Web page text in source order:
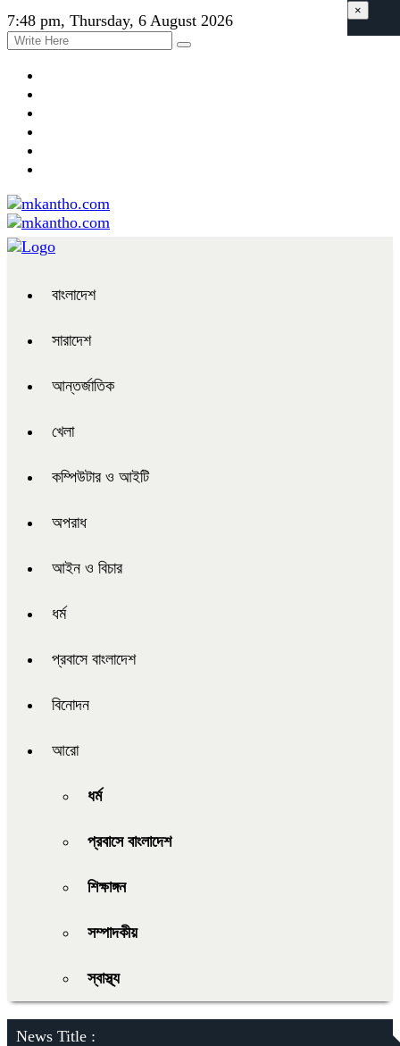
7:48 pm, Thursday, 6 August 2026
বাংলাদেশ
সারাদেশ
আন্তর্জাতিক
খেলা
কম্পিউটার ও আইটি
অপরাধ
আইন ও বিচার
ধর্ম
প্রবাসে বাংলাদেশ
বিনোদন
আরো
ধর্ম
প্রবাসে বাংলাদেশ
শিক্ষাঙ্গন
সম্পাদকীয়
স্বাস্থ্য
News Title :
×